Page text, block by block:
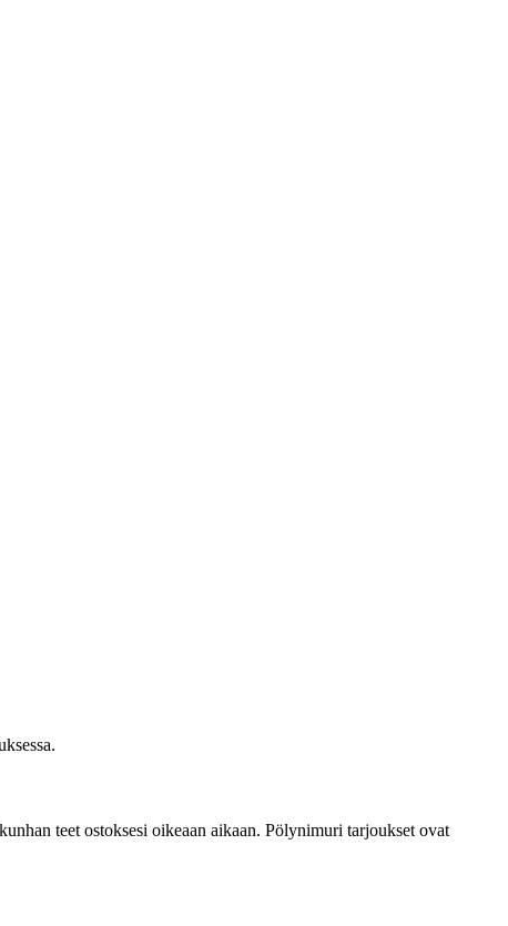
teet ostoksesi oikeaan aikaan. Pölynimuri tarjoukset ovat